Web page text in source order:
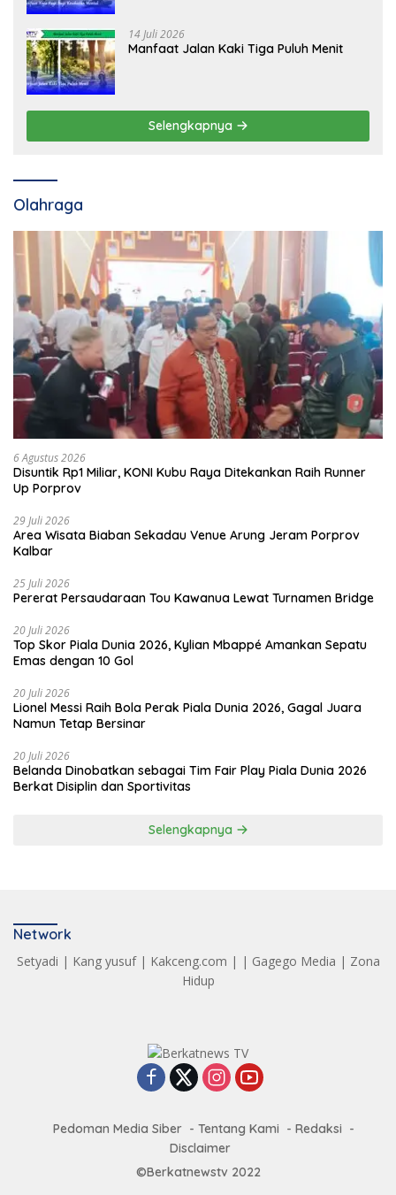
14 Juli 2026
Manfaat Jalan Kaki Tiga Puluh Menit
Selengkapnya
Olahraga
6 Agustus 2026
Disuntik Rp1 Miliar, KONI Kubu Raya Ditekankan Raih Runner
Up Porprov
29 Juli 2026
Area Wisata Biaban Sekadau Venue Arung Jeram Porprov
Kalbar
25 Juli 2026
Pererat Persaudaraan Tou Kawanua Lewat Turnamen Bridge
20 Juli 2026
Top Skor Piala Dunia 2026, Kylian Mbappé Amankan Sepatu
Emas dengan 10 Gol
20 Juli 2026
Lionel Messi Raih Bola Perak Piala Dunia 2026, Gagal Juara
Namun Tetap Bersinar
20 Juli 2026
Belanda Dinobatkan sebagai Tim Fair Play Piala Dunia 2026
Berkat Disiplin dan Sportivitas
Selengkapnya
Network
Setyadi | Kang yusuf| Kakceng.com | | Gagego Media | Zona
Hidup
Pedoman Media Siber Tentang Kami
Redaksi
Disclaimer
©Berkatnewstv 2022